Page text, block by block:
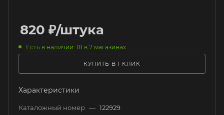
820 ₽/штука
Есть в наличии: 18 в 7 магазинах
КУПИТЬ В 1 КЛИК
Характеристики
Каталожный номер — 122929